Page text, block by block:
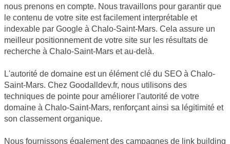
nous prenons en compte. Nous travaillons pour garantir que
le contenu de votre site est facilement interprétable et
indexable par Google à Chalo-Saint-Mars. Cela assure un
meilleur positionnement de votre site sur les résultats de
recherche à Chalo-Saint-Mars et au-delà.
L'autorité de domaine est un élément clé du SEO à Chalo-
Saint-Mars. Chez Goodalldev.fr, nous utilisons des
techniques de pointe pour améliorer l'autorité de votre
domaine à Chalo-Saint-Mars, renforçant ainsi sa légitimité et
son classement organique.
Nous fournissons également des campagnes de link building